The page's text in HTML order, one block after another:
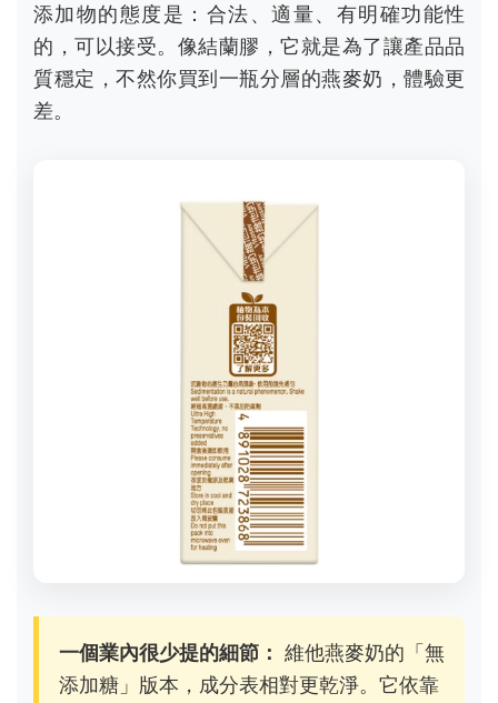
添加物的態度是：合法、適量、有明確功能性
的，可以接受。像結蘭膠，它就是為了讓產品品
質穩定，不然你買到一瓶分層的燕麥奶，體驗更
差。
一個業內很少提的細節： 維他燕麥奶的「無
添加糖」版本，成分表相對更乾淨。它依靠